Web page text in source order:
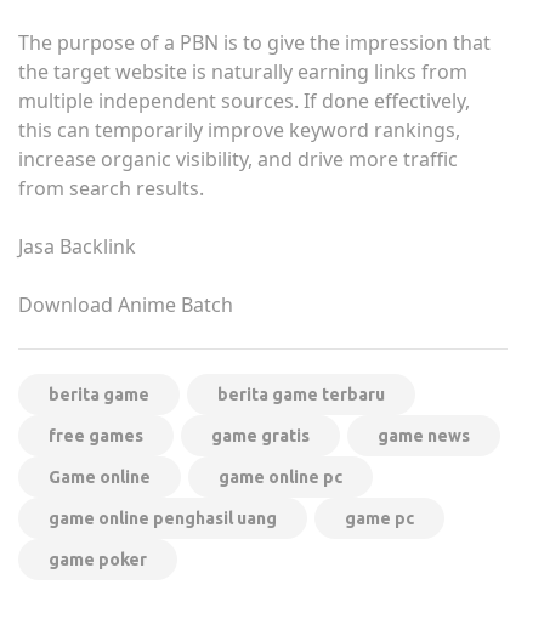
The purpose of a PBN is to give the impression that
the target website is naturally earning links from
multiple independent sources. If done effectively,
this can temporarily improve keyword rankings,
increase organic visibility, and drive more traffic
from search results.
Jasa Backlink
Download Anime Batch
berita game berita game terbaru
free games game gratis game news
Game online game online pc
game online penghasil uang game pc
game poker